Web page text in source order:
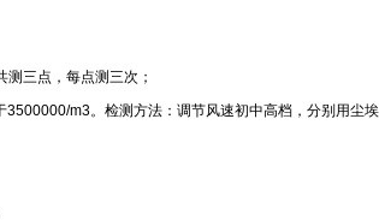
三点，每点测三次；
m3。检测方法：调节风速初中高档，分别用尘